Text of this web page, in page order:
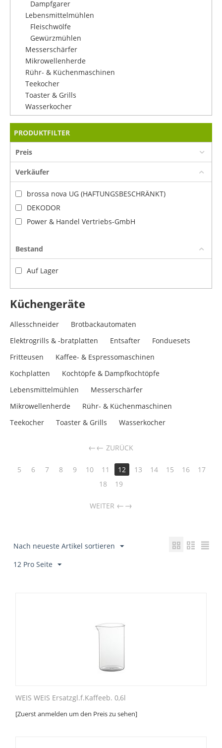
Dampfgarer
Lebensmittelmühlen
Fleischwölfe
Gewürzmühlen
Messerschärfer
Mikrowellenherde
Rühr- & Küchenmaschinen
Teekocher
Toaster & Grills
Wasserkocher
PRODUKTFILTER
Preis
Verkäufer
brossa nova UG (HAFTUNGSBESCHRÄNKT)
DEKODOR
Power & Handel Vertriebs-GmbH
Bestand
Auf Lager
Küchengeräte
Allesschneider
Brotbackautomaten
Elektrogrills & -bratplatten
Entsafter
Fonduesets
Fritteusen
Kaffee- & Espressomaschinen
Kochplatten
Kochtöpfe & Dampfkochtöpfe
Lebensmittelmühlen
Messerschärfer
Mikrowellenherde
Rühr- & Küchenmaschinen
Teekocher
Toaster & Grills Wasserkocher
← ZURÜCK
5 6 7 8 9 10 11 12 13 14 15 16
17
18
19
WEITER →
Nach neueste Artikel sortieren
12 Pro Seite
WEIS WEIS Ersatzgl.f.Kaffeeb. 0,6l
[Zuerst anmelden um den Preis zu sehen]